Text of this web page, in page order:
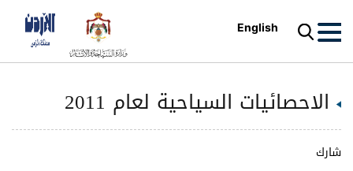
English
الاحصائيات السياحية لعام 2011
شارك